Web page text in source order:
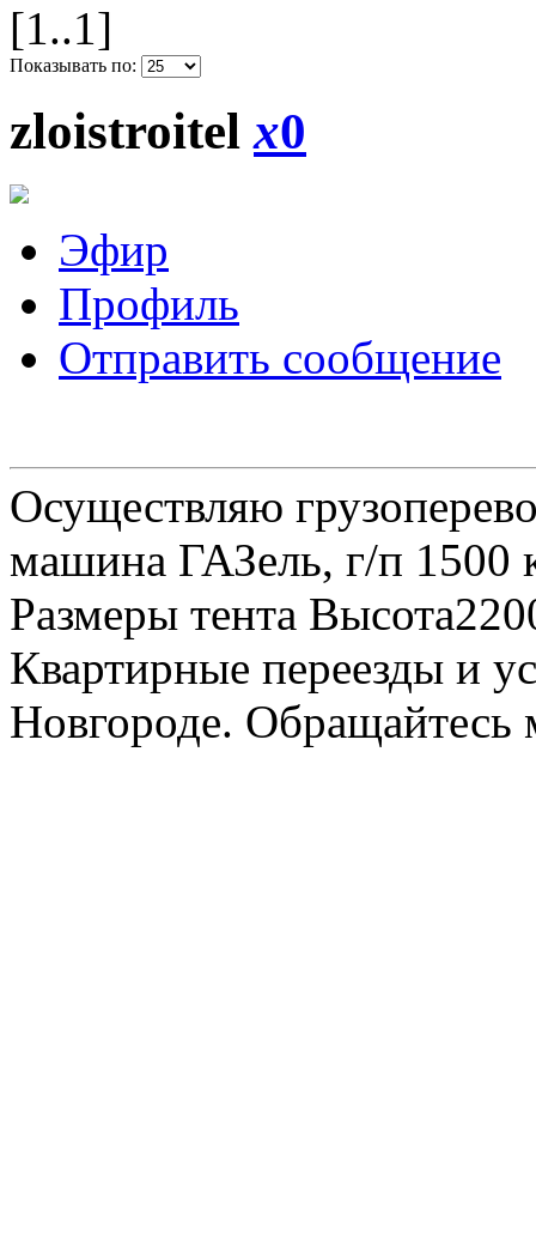
[1..1]
Показывать по:
zloistroitelx0
Эфир
Профиль
Отправить сообщение
Осуществляю
машина ГАЗель, г/п 1500
Размеры тента
Квартирные переезды и
Новгороде.